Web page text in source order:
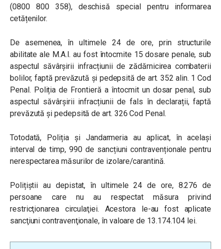
(0800 800 358), deschisă special pentru informarea
cetățenilor.
De asemenea, în ultimele 24 de ore, prin structurile
abilitate ale M.A.I. au fost întocmite 15 dosare penale, sub
aspectul săvârșirii infracțiunii de zădărnicirea combaterii
bolilor, faptă prevăzută şi pedepsită de art. 352 alin. 1 Cod
Penal. Poliția de Frontieră a întocmit un dosar penal, sub
aspectul săvârșirii infracțiunii de fals în declarații, faptă
prevăzută și pedepsită de art. 326 Cod Penal.
Totodată, Poliția și Jandarmeria au aplicat, în același
interval de timp, 990 de sancțiuni contravenționale pentru
nerespectarea măsurilor de izolare/carantină.
Polițiștii au depistat, în ultimele 24 de ore, 8.276 de
persoane care nu au respectat măsura privind
restricţionarea circulaţiei. Acestora le-au fost aplicate
sancţiuni contravenţionale, în valoare de 13.174.104 lei.